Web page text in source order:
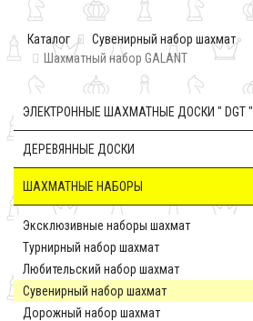
Каталог
Сувенирный набор шахмат
Шахматный набор GALANT
ЭЛЕКТРОННЫЕ ШАХМАТНЫЕ ДОСКИ " DGT "
ДЕРЕВЯННЫЕ ДОСКИ
ШАХМАТНЫЕ НАБОРЫ
Эксклюзивные наборы шахмат
Турнирный набор шахмат
Любительский набор шахмат
Сувенирный набор шахмат
Дорожный набор шахмат